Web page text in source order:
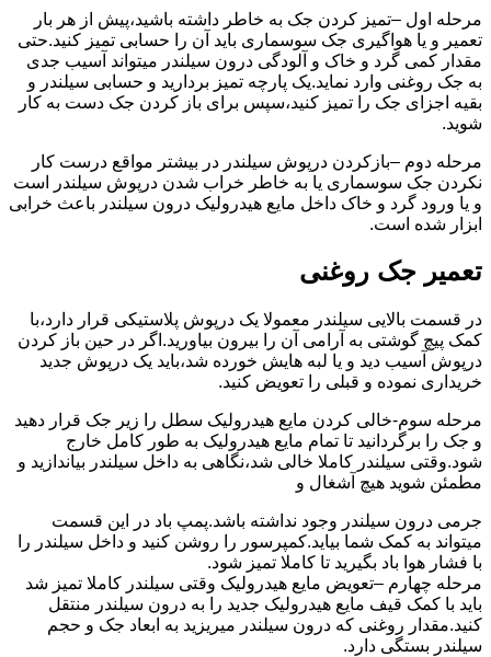
مرحله اول –تمیز کردن جک به خاطر داشته باشید،پیش از هر بار
تعمیر و یا هواگیری جک سوسماری باید آن را حسابی تمیز کنید.حتی
مقدار کمی گرد و خاک و آلودگی درون سیلندر میتواند آسیب جدی
به جک روغنی وارد نماید.یک پارچه تمیز بردارید و حسابی سیلندر و
بقیه اجزای جک را تمیز کنید،سپس برای باز کردن جک دست به کار
شوید.
مرحله دوم –بازکردن درپوش سیلندر در بیشتر مواقع درست کار
نکردن جک سوسماری یا به خاطر خراب شدن درپوش سیلندر است
و یا ورود گرد و خاک داخل مایع هیدرولیک درون سیلندر باعث خرابی
ابزار شده است.
تعمیر جک روغنی
در قسمت بالایی سیلندر معمولا یک درپوش پلاستیکی قرار دارد،با
کمک پیچ گوشتی به آرامی آن را بیرون بیاورید.اگر در حین باز کردن
درپوش آسیب دید و یا لبه هایش خورده شد،باید یک درپوش جدید
خریداری نموده و قبلی را تعویض کنید.
مرحله سوم-خالی کردن مایع هیدرولیک سطل را زیر جک قرار دهید
و جک را برگردانید تا تمام مایع هیدرولیک به طور کامل خارج
شود.وقتی سیلندر کاملا خالی شد،نگاهی به داخل سیلندر بیاندازید و
مطمئن شوید هیچ آشغال و
جرمی درون سیلندر وجود نداشته باشد.پمپ باد در این قسمت
میتواند به کمک شما بیاید.کمپرسور را روشن کنید و داخل سیلندر را
با فشار هوا باد بگیرید تا کاملا تمیز شود.
مرحله چهارم –تعویض مایع هیدرولیک وقتی سیلندر کاملا تمیز شد
باید با کمک قیف مایع هیدرولیک جدید را به درون سیلندر منتقل
کنید.مقدار روغنی که درون سیلندر میریزید به ابعاد جک و حجم
سیلندر بستگی دارد.